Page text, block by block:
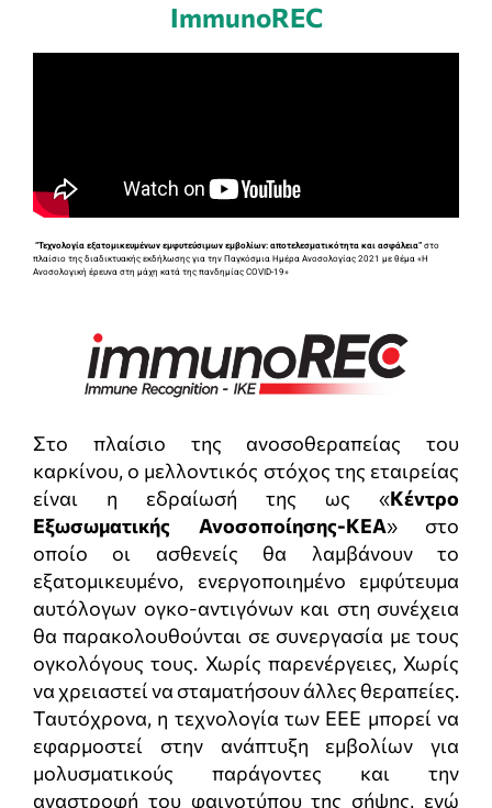
ImmunoREC
“Τεχνολογία εξατομικευμένων εμφυτεύσιμων εμβολίων: αποτελεσματικότητα και ασφάλεια” στο
πλαίσιο της διαδικτυακής εκδήλωσης για την Παγκόσμια Ημέρα Ανοσολογίας 2021 με θέμα «Η
Ανοσολογική έρευνα στη μάχη κατά της πανδημίας COVID-19»
Στο πλαίσιο της ανοσοθεραπείας του
καρκίνου, ο μελλοντικός στόχος της εταιρείας
είναι η εδραίωσή της ως «Κέντρο
Εξωσωματικής Ανοσοποίησης-ΚΕΑ» στο
οποίο οι ασθενείς θα λαμβάνουν το
εξατομικευμένο, ενεργοποιημένο εμφύτευμα
αυτόλογων ογκο-αντιγόνων και στη συνέχεια
θα παρακολουθούνται σε συνεργασία με τους
ογκολόγους τους. Χωρίς παρενέργειες, Χωρίς
να χρειαστεί να σταματήσουν άλλες θεραπείες.
Ταυτόχρονα, η τεχνολογία των ΕΕΕ μπορεί να
εφαρμοστεί στην ανάπτυξη εμβολίων για
μολυσματικούς παράγοντες και την
αναστροφή του φαινοτύπου της σήψης, ενώ